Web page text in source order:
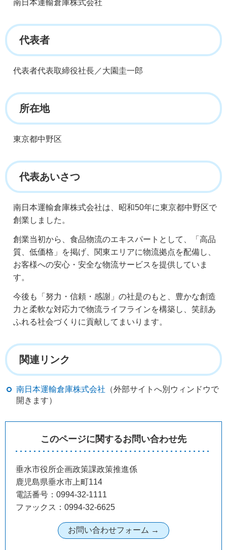
南日本運輸倉庫株式会社
代表者
代表者代表取締役社長／大園圭一郎
所在地
東京都中野区
代表あいさつ
南日本運輸倉庫株式会社は、昭和50年に東京都中野区で
創業しました。
創業当初から、食品物流のエキスパートとして、「高品
質、低価格」を掲げ、関東エリアに物流拠点を配備し、
お客様への安心・安全な物流サービスを提供していま
す。
今後も「努力・信頼・感謝」の社是のもと、豊かな創造
力と柔軟な対応力で物流ライフラインを構築し、笑顔あ
ふれる社会づくりに貢献してまいります。
関連リンク
南日本運輸倉庫株式会社 （外部サイトへ別ウィンドウで
開きます）
このページに関するお問い合わせ先
垂水市役所企画政策課政策推進係
鹿児島県垂水市上町114
電話番号：0994-32-1111
ファックス：0994-32-6625